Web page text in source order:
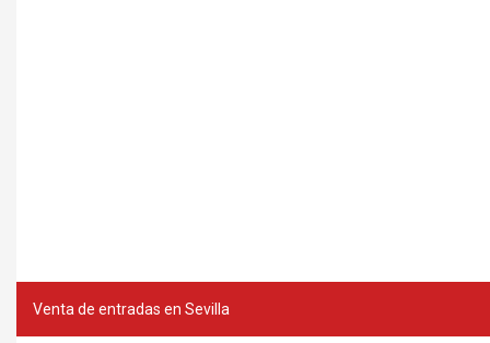
Venta de entradas en Sevilla